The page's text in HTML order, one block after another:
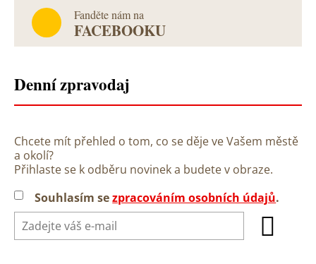
Fanděte nám na
FACEBOOKU
Denní zpravodaj
Chcete mít přehled o tom, co se děje ve Vašem městě
a okolí?
Přihlaste se k odběru novinek a budete v obraze.
Souhlasím sezpracováním osobních údajů.